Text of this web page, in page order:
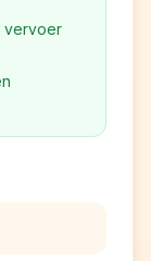
vervoer